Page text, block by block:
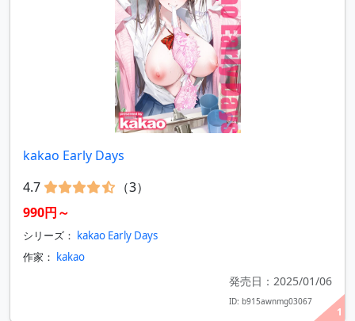
1
kakao Early Days
4.7
（3）
990円～
シリーズ： kakao Early Days
作家： kakao
発売日：2025/01/06
ID: b915awnmg03067